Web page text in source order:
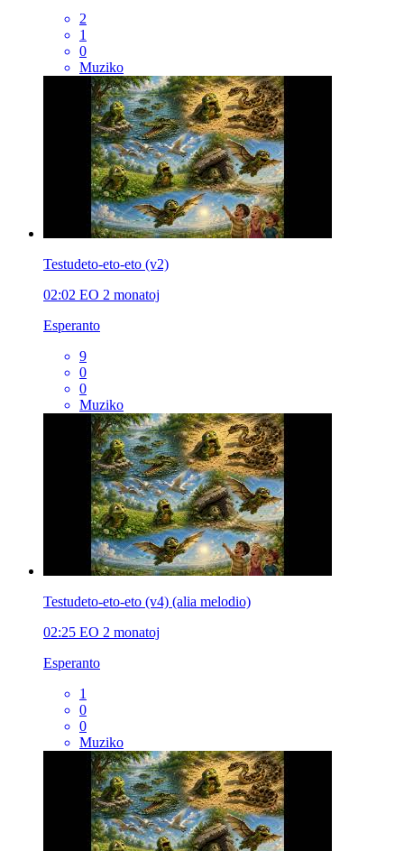
2
1
0
Muziko
Testudeto-eto-eto (v2)
02:02 EO 2 monatoj
Esperanto
9
0
0
Muziko
Testudeto-eto-eto (v4) (alia melodio)
02:25 EO 2 monatoj
Esperanto
1
0
0
Muziko